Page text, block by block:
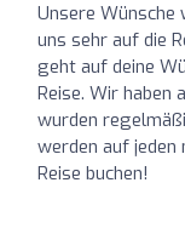
Unsere
uns sehr auf die
geht auf deine
Reise. Wir haben
wurden
werden auf jeden
Reise buchen!